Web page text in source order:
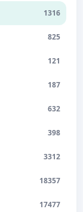
1316
825
121
187
632
398
3312
18357
17477